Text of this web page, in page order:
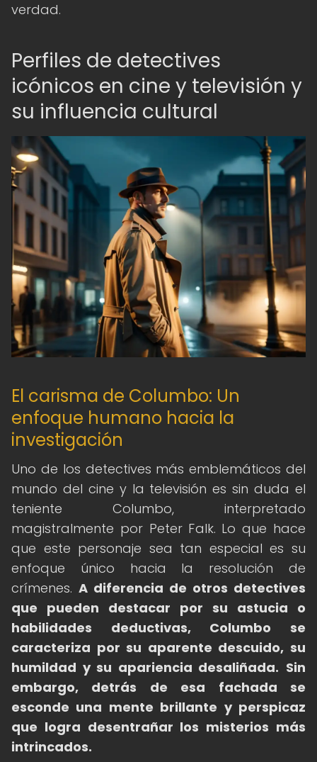
verdad.
Perfiles de detectives
icónicos en cine y televisión y
su influencia cultural
El carisma de Columbo: Un
enfoque humano hacia la
investigación
Uno de los detectives más emblemáticos del
mundo del cine y la televisión es sin duda el
teniente Columbo, interpretado
magistralmente por Peter Falk. Lo que hace
que este personaje sea tan especial es su
enfoque único hacia la resolución de
crímenes. A diferencia de otros detectives
que pueden destacar por su astucia o
habilidades deductivas, Columbo se
caracteriza por su aparente descuido, su
humildad y su apariencia desaliñada. Sin
embargo, detrás de esa fachada se
esconde una mente brillante y perspicaz
que logra desentrañar los misterios más
intrincados.